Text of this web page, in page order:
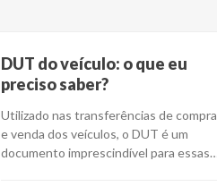
DUT do veículo: o que eu
preciso saber?
Utilizado nas transferências de compra
e venda dos veículos, o DUT é um
documento imprescindível para essas